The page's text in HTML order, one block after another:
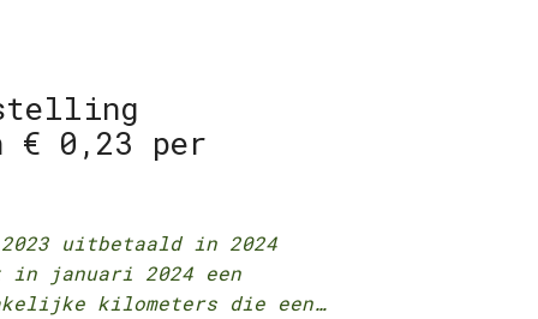
€ 0,23 per
2023 uitbetaald in 2024
in januari 2024 een
kilometers die een…